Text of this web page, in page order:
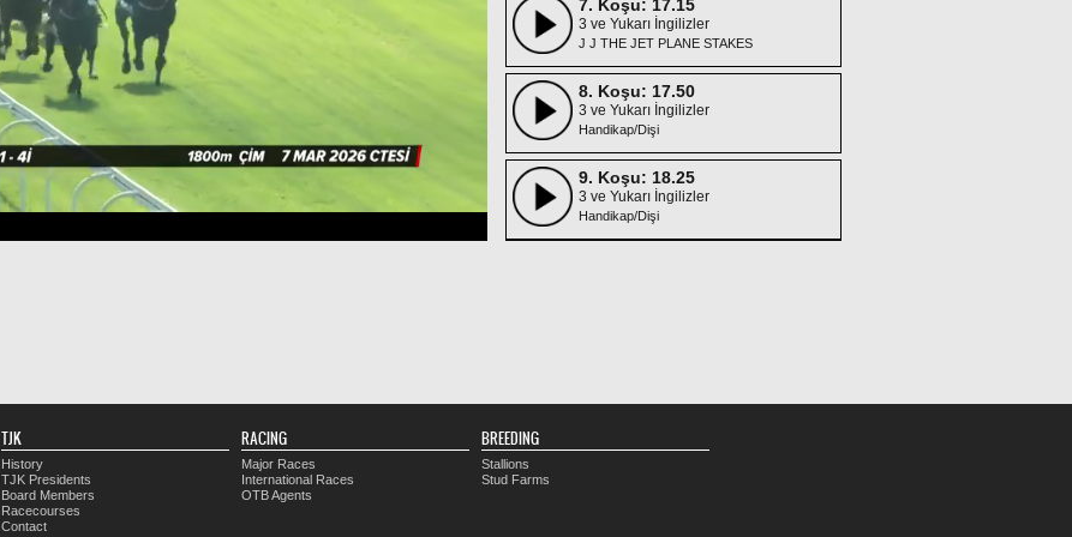
7. Koşu: 17.15
3 ve Yukarı İngilizler
J J THE JET PLANE STAKES
8. Koşu: 17.50
3 ve Yukarı İngilizler
Handikap/Dişi
9. Koşu: 18.25
3 ve Yukarı İngilizler
Handikap/Dişi
TJK
History
TJK Presidents
Board Members
Racecourses
Contact
RACING
Major Races
International Races
OTB Agents
BREEDING
Stallions
Stud Farms